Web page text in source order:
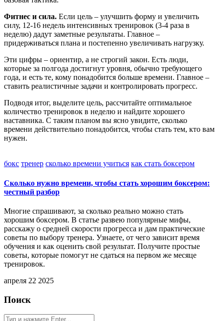
Фитнес и сила. Если цель – улучшить форму и увеличить
силу, 12‑16 недель интенсивных тренировок (3‑4 раза в
неделю) дадут заметные результаты. Главное –
придерживаться плана и постепенно увеличивать нагрузку.
Эти цифры – ориентир, а не строгий закон. Есть люди,
которые за полгода достигнут уровня, обычно требующего
года, и есть те, кому понадобится больше времени. Главное –
ставить реалистичные задачи и контролировать прогресс.
Подводя итог, выделите цель, рассчитайте оптимальное
количество тренировок в неделю и найдите хорошего
наставника. С таким планом вы ясно увидите, сколько
времени действительно понадобится, чтобы стать тем, кто вам
нужен.
бокс тренер сколько времени учиться как стать боксером
Сколько нужно времени, чтобы стать хорошим боксером:
честный разбор
Многие спрашивают, за сколько реально можно стать
хорошим боксером. В статье развею популярные мифы,
расскажу о средней скорости прогресса и дам практические
советы по выбору тренера. Узнаете, от чего зависит время
обучения и как оценить свой результат. Получите простые
советы, которые помогут не сдаться на первом же месяце
тренировок.
апреля 22 2025
Поиск